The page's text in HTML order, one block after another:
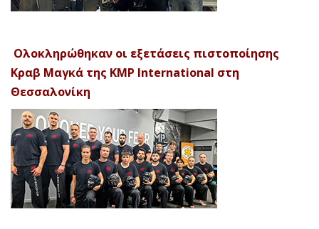
Ολοκληρώθηκαν οι εξετάσεις πιστοποίησης
Κραβ Μαγκά της KMP International στη
Θεσσαλονίκη